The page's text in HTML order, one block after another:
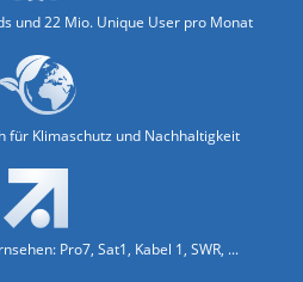
und 22 Mio. Unique User pro Monat
für Klimaschutz und Nachhaltigkeit
Pro7, Sat1, Kabel 1, SWR, ...